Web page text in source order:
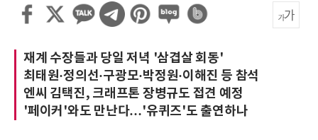
재계 수장들과 당일 저녁 '삼겹살 회동'
최태원·정의선·구광모·박정원·이해진 등 참석
엔씨 김택진, 크래프톤 장병규도 접견 예정
'페이커'와도 만난다…'유퀴즈'도 출연하나